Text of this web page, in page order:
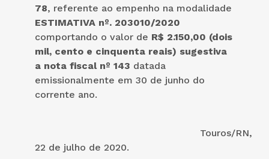
78, referente ao empenho na modalidade
ESTIMATIVA nº. 203010/2020
comportando o valor de R$ 2.150,00 (dois
mil, cento e cinquenta reais) sugestiva
a nota fiscal nº 143 datada
emissionalmente em 30 de junho do
corrente ano.
Touros/RN,
22 de julho de 2020.